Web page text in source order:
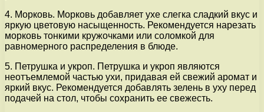
4. Морковь. Морковь добавляет ухе слегка сладкий вкус и
яркую цветовую насыщенность. Рекомендуется нарезать
морковь тонкими кружочками или соломкой для
равномерного распределения в блюде.
5. Петрушка и укроп. Петрушка и укроп являются
неотъемлемой частью ухи, придавая ей свежий аромат и
яркий вкус. Рекомендуется добавлять зелень в уху перед
подачей на стол, чтобы сохранить ее свежесть.